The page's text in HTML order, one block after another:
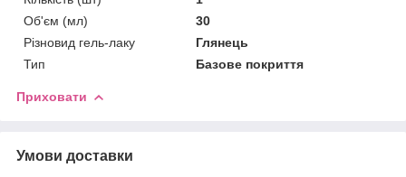
Об'єм (мл)
30
Різновид гель-лаку
Глянець
Тип
Базове покриття
Приховати
Умови доставки